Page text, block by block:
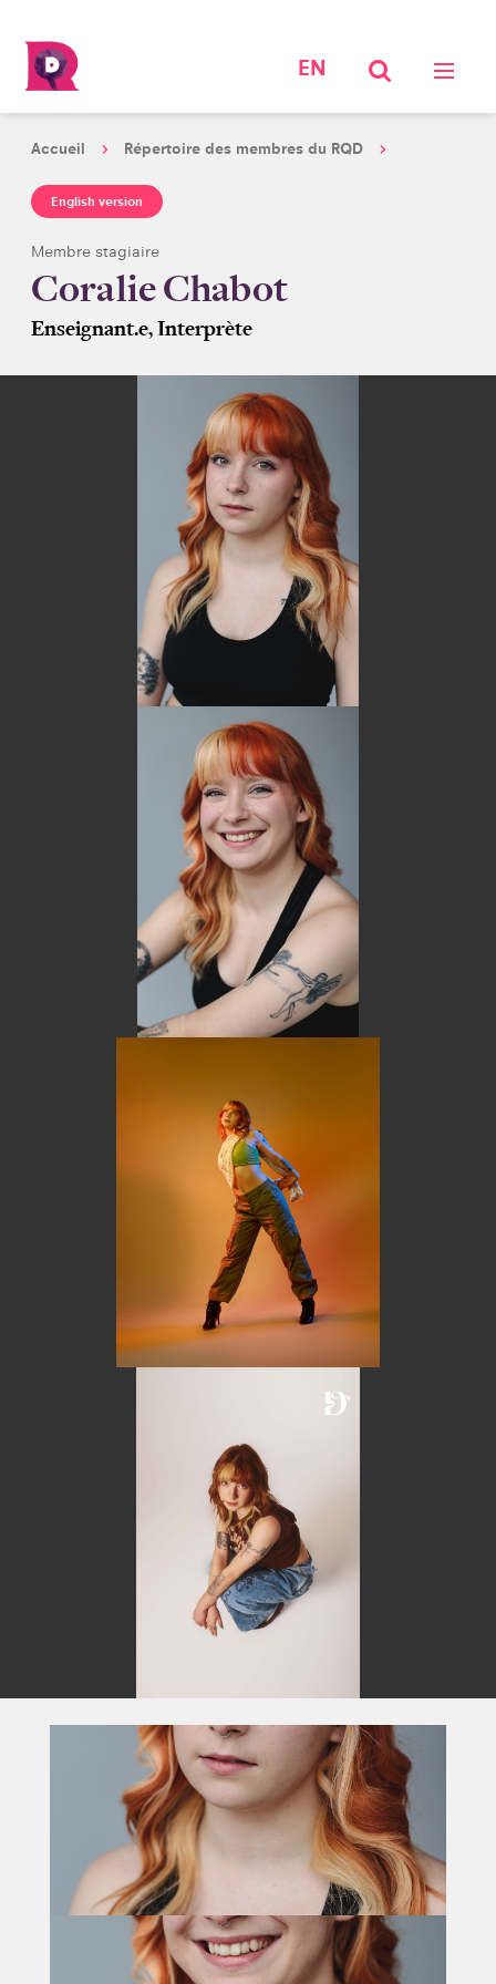
EN
Accueil Répertoire des membres du RQD
English version
Membre stagiaire
Coralie Chabot
Enseignant.e, Interprète